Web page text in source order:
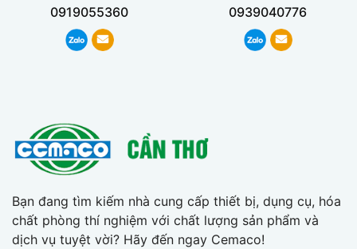
0919055360
0939040776
Bạn đang tìm kiếm nhà cung cấp thiết bị, dụng cụ, hóa
chất phòng thí nghiệm với chất lượng sản phẩm và
dịch vụ tuyệt vời? Hãy đến ngay Cemaco!